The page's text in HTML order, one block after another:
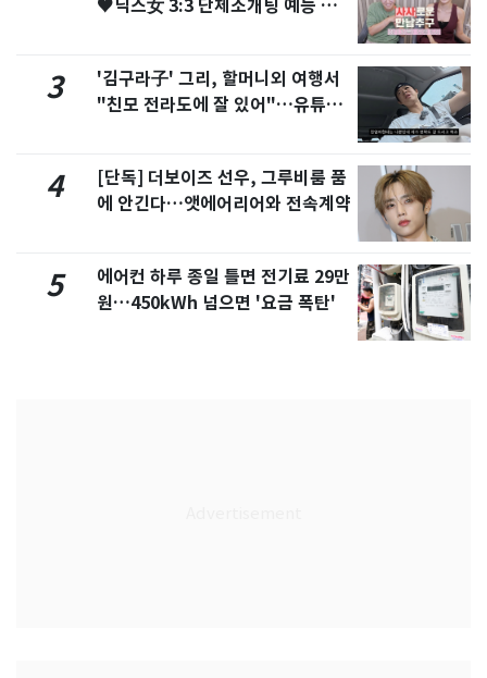
♥닉스女 3:3 단체소개팅 예능 화
3
'김구라子' 그리, 할머니외 여행서
"친모 전라도에 잘 있어"…유튜브
4
[단독] 더보이즈 선우, 그루비룸 품
에 안긴다…앳에어리어와 전속계약
5
에어컨 하루 종일 틀면 전기료 29만
원…450kWh 넘으면 '요금 폭탄'